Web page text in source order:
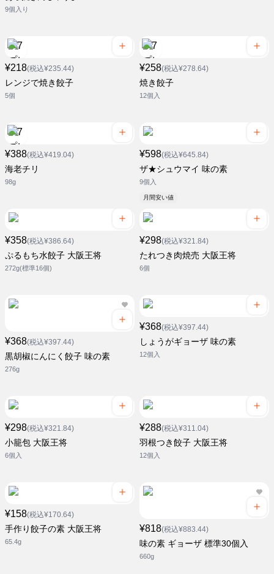
9個入り
¥218(税込¥235.44)
レンジで焼き餃子
5個
¥258(税込¥278.64)
焼き餃子
12個入
¥388(税込¥419.04)
海老チリ
98g
¥598(税込¥645.84)
ザ★シュウマイ 味の素
9個入
月間安い値
¥358(税込¥386.64)
ぷるもち水餃子 大阪王将
272g(標準16個)
¥298(税込¥321.84)
たれつき肉焼売 大阪王将
6個
¥368(税込¥397.44)
黒胡椒にんにく餃子 味の素
276g
¥368(税込¥397.44)
しょうがギョーザ 味の素
12個入
¥298(税込¥321.84)
小籠包 大阪王将
6個入
¥288(税込¥311.04)
羽根つき餃子 大阪王将
12個入
¥158(税込¥170.64)
手作り餃子の素 大阪王将
65.4g
¥818(税込¥883.44)
味の素 ギョーザ 標準30個入
660g